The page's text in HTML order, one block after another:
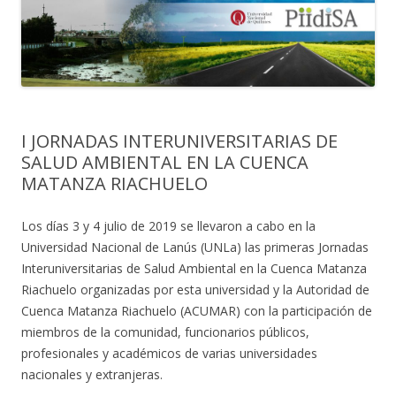
I JORNADAS INTERUNIVERSITARIAS DE
SALUD AMBIENTAL EN LA CUENCA
MATANZA RIACHUELO
Los días 3 y 4 julio de 2019 se llevaron a cabo en la
Universidad Nacional de Lanús (UNLa) las primeras Jornadas
Interuniversitarias de Salud Ambiental en la Cuenca Matanza
Riachuelo organizadas por esta universidad y la Autoridad de
Cuenca Matanza Riachuelo (ACUMAR) con la participación de
miembros de la comunidad, funcionarios públicos,
profesionales y académicos de varias universidades
nacionales y extranjeras.